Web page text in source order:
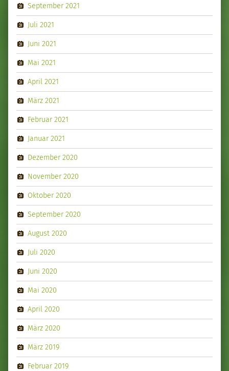
September 2021
Juli 2021
Juni 2021
Mai 2021
April 2021
März 2021
Februar 2021
Januar 2021
Dezember 2020
November 2020
Oktober 2020
September 2020
August 2020
Juli 2020
Juni 2020
Mai 2020
April 2020
März 2020
März 2019
Februar 2019